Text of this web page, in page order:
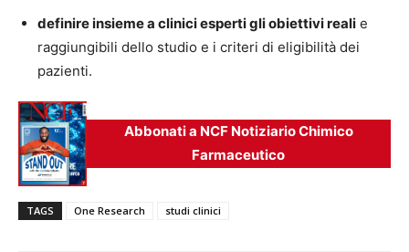
definire insieme a clinici esperti gli obiettivi reali e
raggiungibili dello studio e i criteri di eligibilità dei
pazienti.
Abbonati a NCF Notiziario Chimico
Farmaceutico
TAGS One Research studi clinici